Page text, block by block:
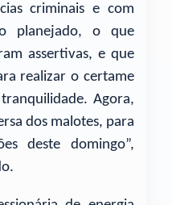
criminais e com
planejado, o que
assertivas, e que
realizar o certame
Agora,
dos malotes, para
deste domingo”,